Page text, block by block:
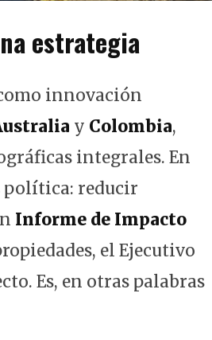
estrategia
innovación
y Colombia,
integrales. En
política: reducir
Informe de Impacto
el Ejecutivo
Es, en otras palabras